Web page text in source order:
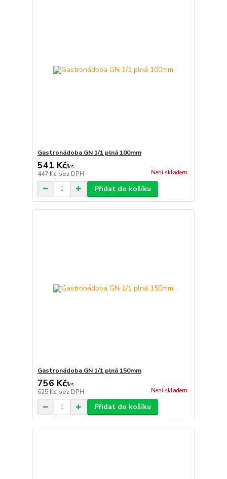
Gastronádoba GN 1/1 plná 100mm
541 Kč/ks
447 Kč bez DPH Není skladem
Přidat do košíku
Gastronádoba GN 1/1 plná 150mm
756 Kč/ks
625 Kč bez DPH Není skladem
Přidat do košíku